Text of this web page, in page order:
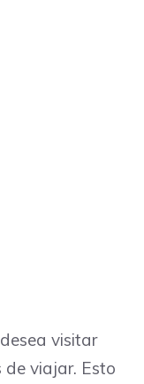
visitar
de viajar. Esto